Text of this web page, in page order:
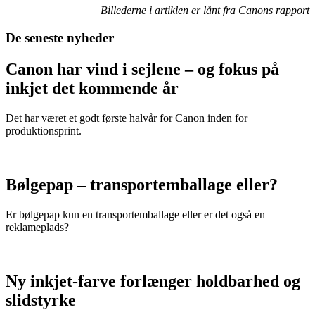
Billederne i artiklen er lånt fra Canons rapport
De seneste nyheder
Canon har vind i sejlene – og fokus på
inkjet det kommende år
Det har været et godt første halvår for Canon inden for
produktionsprint.
Bølgepap – transportemballage eller?
Er bølgepap kun en transportemballage eller er det også en
reklameplads?
Ny inkjet-farve forlænger holdbarhed og
slidstyrke